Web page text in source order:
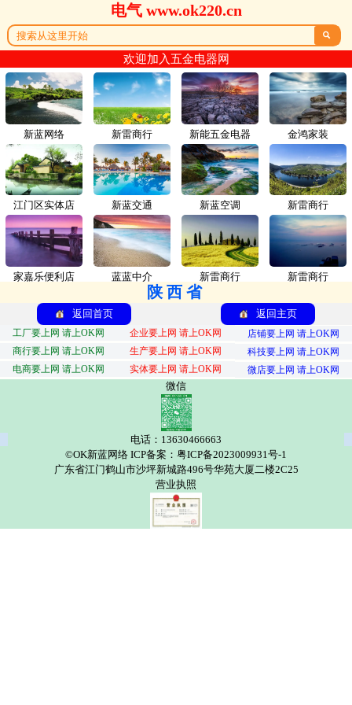
电气 www.ok220.cn

欢迎加入五金电器网
新蓝网络 新雷商行
江门区实体店 新蓝交通
家嘉乐便利店 蓝蓝中介
新能五金电器 金鸿家装
新蓝空调 新雷商行
新雷商行 新雷商行
陕西省
返回首页 返回主页
工厂要上网 请上OK网 企业要上网 请上OK网
店铺要上网 请上OK网
商行要上网 请上OK网
生产要上网 请上OK网
科技要上网 请上OK网
电商要上网 请上OK网
实体要上网 请上OK网 微店要上网 请上OK网
微信
电话：13630466663
©OK新蓝网络 ICP备案：粤ICP备2023009931号-1
广东省江门鹤山市沙坪新城路496号华苑大厦二楼2C25
营业执照